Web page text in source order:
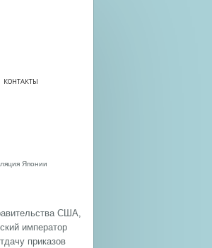
КОНТАКТЫ
Японии
США,
император
приказов